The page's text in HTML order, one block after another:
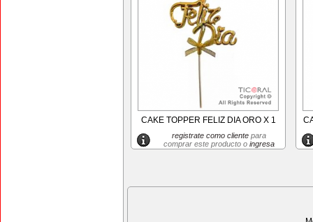
CAKE TOPPER FELIZ DIA ORO X 1
registrate como clientepara
comprar este producto o ingresa